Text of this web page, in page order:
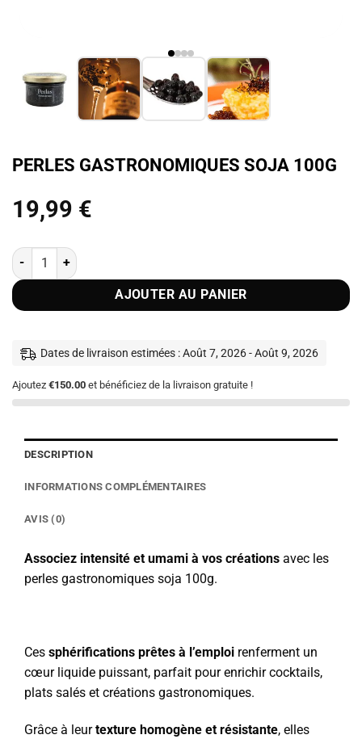
PERLES GASTRONOMIQUES SOJA 100G
19,99 €
quantité de Perles gastronomiques Soja 100g
AJOUTER AU PANIER
Dates de livraison estimées : Août 7, 2026 - Août 9, 2026
Ajoutez €150.00 et bénéficiez de la livraison gratuite !
DESCRIPTION
INFORMATIONS COMPLÉMENTAIRES
AVIS (0)
Associez intensité et umami à vos créations avec les
perles gastronomiques soja 100g.
Ces sphérifications prêtes à l’emploi renferment un
cœur liquide puissant, parfait pour enrichir cocktails,
plats salés et créations gastronomiques.
Grâce à leurtexture homogène et résistante, elles